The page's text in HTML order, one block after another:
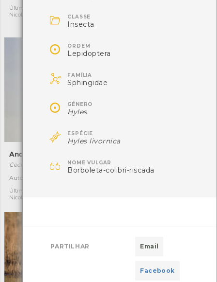
Última observação por:
Nicole Viana
Andorinha-ruiva
Cecropis rufula
Autóctone
Última observação por:
Nicole Viana
 CLASSE
Insecta
 ORDEM
Lepidoptera
 FAMÍLIA
Sphingidae
 GÉNERO
Hyles
 ESPÉCIE
Hyles livornica
 NOME VULGAR
Borboleta-colibri-riscada
PARTILHAR Email
Facebook